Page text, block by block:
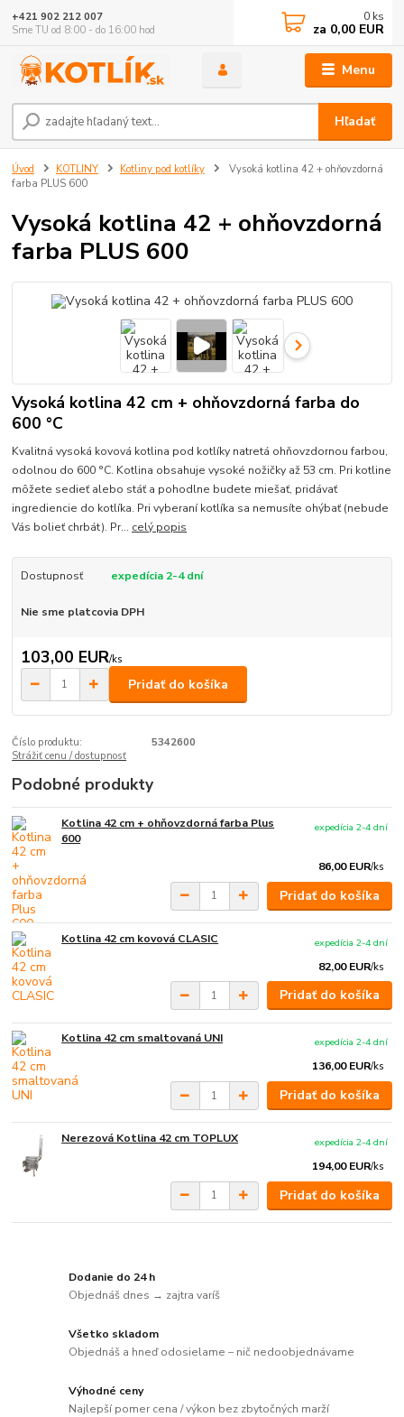
Menu
Hľadať
+421 902 212 007
Sme TU od 8:00 - do 16:00 hod
0 ks
za 0,00 EUR
Úvod KOTLINY Kotliny pod kotlíky
Vysoká kotlina 42 + ohňovzdorná
farba PLUS 600
Vysoká kotlina 42 + ohňovzdorná
farba PLUS 600
Vysoká kotlina 42 cm + ohňovzdorná farba do
600 °C
Kvalitná vysoká kovová kotlina pod kotlíky natretá ohňovzdornou farbou,
odolnou do 600 °C. Kotlina obsahuje vysoké nožičky až 53 cm. Pri kotline
môžete sedieť alebo stáť a pohodlne budete miešať, pridávať
ingrediencie do kotlíka. Pri vyberaní kotlíka sa nemusíte ohýbať (nebude
Vás bolieť chrbát). Pr... celý popis
Dostupnosť expedícia 2-4 dní
Nie sme platcovia DPH
103,00 EUR/ks
Pridať do košíka
Číslo produktu:
5342600
Strážiť cenu / dostupnosť
Podobné produkty
Kotlina 42 cm + ohňovzdorná farba Plus
600
86,00 EUR/ks
expedícia 2-4 dní
Pridať do košíka
Kotlina 42 cm kovová CLASIC
82,00 EUR/ks
expedícia 2-4 dní
Pridať do košíka
Kotlina 42 cm smaltovaná UNI
136,00 EUR/ks
expedícia 2-4 dní
Pridať do košíka
Nerezová Kotlina 42 cm TOPLUX
194,00 EUR/ks
expedícia 2-4 dní
Pridať do košíka
Dodanie do 24 h
Objednáš dnes → zajtra varíš
Všetko skladom
Objednáš a hneď odosielame – nič nedoobjednávame
Výhodné ceny
Najlepší pomer cena / výkon bez zbytočných marží